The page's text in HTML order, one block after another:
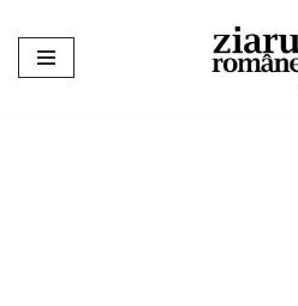
Sari